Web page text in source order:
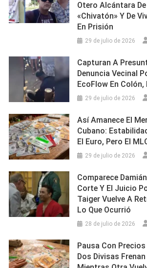
Otero Alcántara
«chivatón» Y De
En Prisión
29 de julio de 2026
Capturan A
Denuncia Vecinal
EcoFlow En
29 de julio de 2026
Así Amanece El
Cubano:
El Euro, Pero El
29 de julio de 2026
Comparece
Corte Y El Juicio
Taiger Vuelve A
Lo Que Ocurrió
28 de julio de 2026
Pausa Con
Dos Divisas